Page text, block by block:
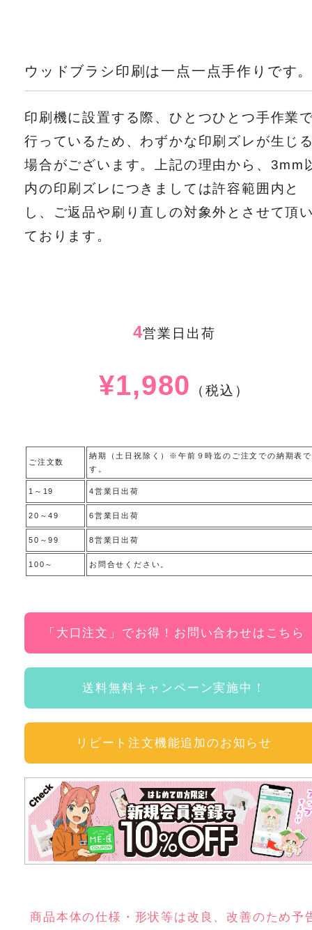
ウッドブラシ印刷は一点一点手作りです
印刷機に設置する際、ひとつひとつ手作業
行っているため、わずかな印刷ズレが生じ
場合がございます。上記の理由から、3mm
内の印刷ズレにつきましては許容範囲内と
し、ご返品や刷り直しの対象外とさせて頂
ております。
4営業日出荷
¥1,980 （税込）
ご注文数
納期（土日祝除く）※午前９時迄のご注文での納期表で
す。
1～19 4営業日出荷
20～49 6営業日出荷
50～99 8営業日出荷
100～ お問合せください。
「大口注文」でお得！お問い合わせはこちら
送料無料キャンペーン実施中！
リピート注文機能追加のお知らせ
商品本体の仕様・形状等は改良、改善のため予